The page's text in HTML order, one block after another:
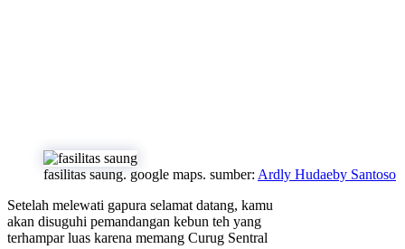
fasilitas saung. google maps. sumber: Ardly Hudaeby Santoso
Setelah melewati gapura selamat datang, kamu
akan disuguhi pemandangan kebun teh yang
terhampar luas karena memang Curug Sentral